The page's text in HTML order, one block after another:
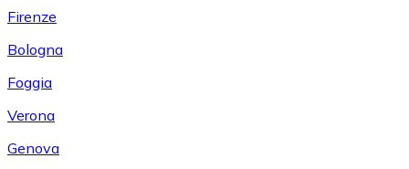
Firenze
Bologna
Foggia
Verona
Genova